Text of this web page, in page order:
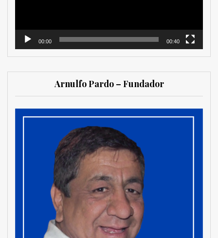
00:00 00:40
Arnulfo Pardo – Fundador